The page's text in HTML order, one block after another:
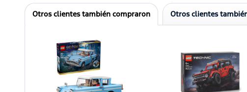
Otros clientes también compraron Otros clientes